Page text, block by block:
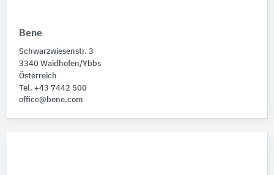
Bene
Schwarzwiesenstr. 3
3340 Waidhofen/Ybbs
Österreich
Tel. +43 7442 500
office@bene.com